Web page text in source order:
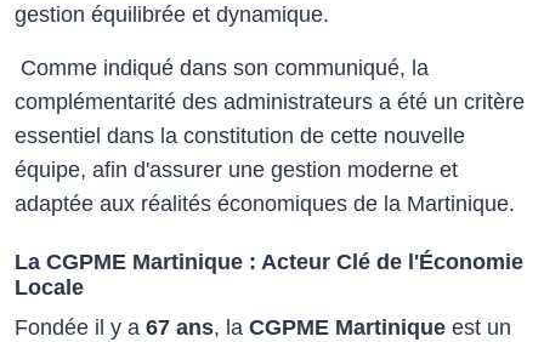
gestion équilibrée et dynamique.
Comme indiqué dans son communiqué, la
complémentarité des administrateurs a été un critère
essentiel dans la constitution de cette nouvelle
équipe, afin d'assurer une gestion moderne et
adaptée aux réalités économiques de la Martinique.
La CGPME Martinique : Acteur Clé de l'Économie
Locale
Fondée il y a 67 ans, la CGPME Martinique est un